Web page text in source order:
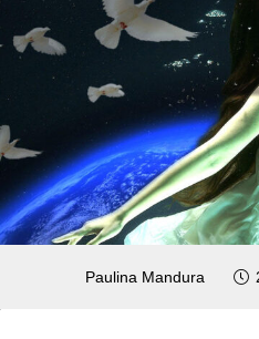
Paulina Mandura